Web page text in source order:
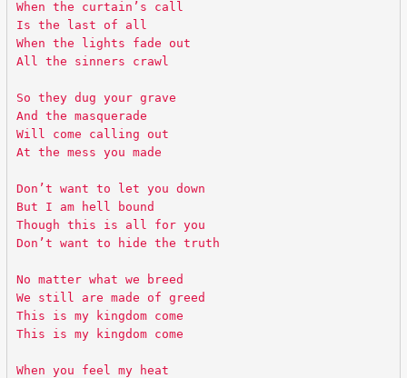
When the curtain’s call
Is the last of all
When the lights fade out
All the sinners crawl
So they dug your grave
And the masquerade
Will come calling out
At the mess you made
Don’t want to let you down
But I am hell bound
Though this is all for you
Don’t want to hide the truth
No matter what we breed
We still are made of greed
This is my kingdom come
This is my kingdom come
When you feel my heat